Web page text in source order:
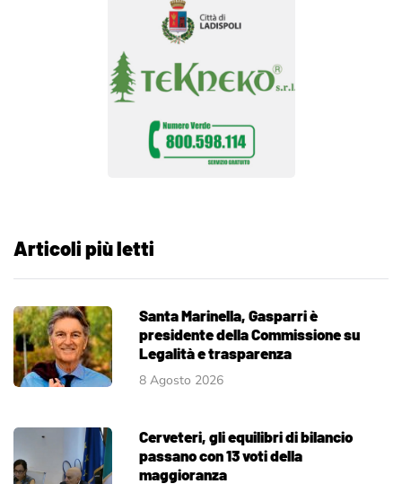
Articoli più letti
Santa Marinella, Gasparri è
presidente della Commissione su
Legalità e trasparenza
8 Agosto 2026
Cerveteri, gli equilibri di bilancio
passano con 13 voti della
maggioranza